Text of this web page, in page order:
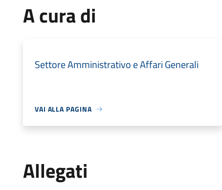
A cura di
Settore Amministrativo e Affari Generali
VAI ALLA PAGINA
Allegati